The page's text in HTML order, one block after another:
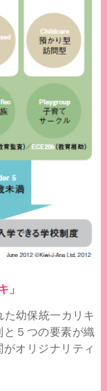
」
幼保統一カリキ
と５つの要素が織
オリジナリティ